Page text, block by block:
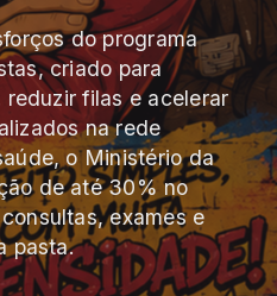
do programa
criado para
filas e acelerar
na rede
o Ministério da
de até 30% no
exames e
pasta.